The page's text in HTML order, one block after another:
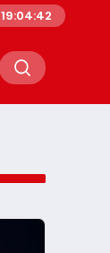
19:04:42